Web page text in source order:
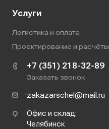
Услуги
Логистика и оплата
Проектирование и расчёты
+7 (351) 218-32-89
Заказать звонок
zakazarschel@mail.ru
Офис и склад:
Челябинск